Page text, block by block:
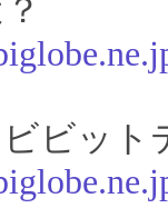
？
ビッ